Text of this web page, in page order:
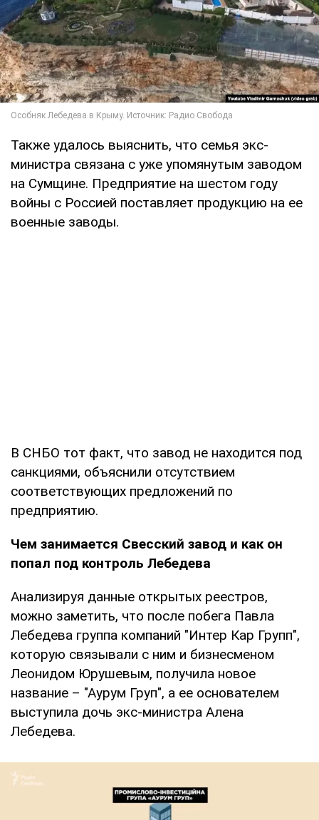
Также удалось выяснить, что семья экс-
министра связана с уже упомянутым заводом
на Сумщине. Предприятие на шестом году
войны с Россией поставляет продукцию на ее
военные заводы.
В СНБО тот факт, что завод не находится под
санкциями, объяснили отсутствием
соответствующих предложений по
предприятию.
Чем занимается Свесский завод и как он
попал под контроль Лебедева
Анализируя данные открытых реестров,
можно заметить, что после побега Павла
Лебедева группа компаний "Интер Кар Групп",
которую связывали с ним и бизнесменом
Леонидом Юрушевым, получила новое
название – "Аурум Груп", а ее основателем
выступила дочь экс-министра Алена
Лебедева.